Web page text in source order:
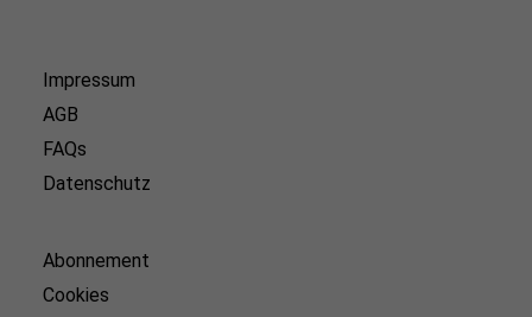
Impressum
AGB
FAQs
Datenschutz
Abonnement
Cookies